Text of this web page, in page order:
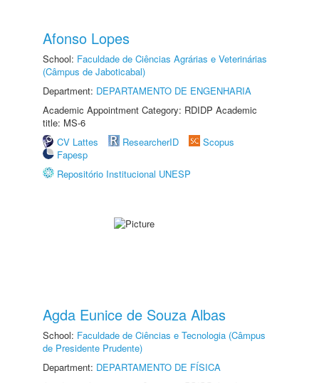
Afonso Lopes
School: Faculdade de Ciências Agrárias e Veterinárias
(Câmpus de Jaboticabal)
Department: DEPARTAMENTO DE ENGENHARIA
Academic Appointment Category: RDIDP Academic
title: MS-6
CV Lattes
ResearcherID
Scopus
Fapesp
Repositório Institucional UNESP
Agda Eunice de Souza Albas
School: Faculdade de Ciências e Tecnologia (Câmpus
de Presidente Prudente)
Department: DEPARTAMENTO DE FÍSICA